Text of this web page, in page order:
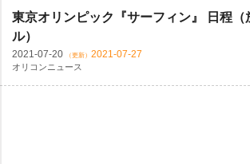
東京オリンピック『サーフィン』 日程
ル）
2021-07-20 （更新） 2021-07-27
オリコンニュース